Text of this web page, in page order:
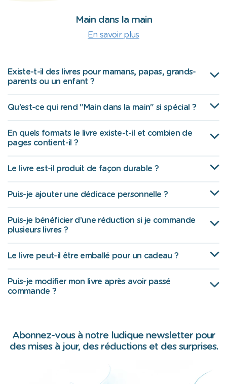
Main dans la main
En savoir plus
Existe-t-il des livres pour mamans, papas, grands-
parents ou un enfant ?
Qu’est-ce qui rend "Main dans la main" si spécial ?
En quels formats le livre existe-t-il et combien de
pages contient-il ?
Le livre est-il produit de façon durable ?
Puis-je ajouter une dédicace personnelle ?
Puis-je bénéficier d’une réduction si je commande
plusieurs livres ?
Le livre peut-il être emballé pour un cadeau ?
Puis-je modifier mon livre après avoir passé
commande ?
Abonnez-vous à notre ludique newsletter pour
des mises à jour, des réductions et des surprises.